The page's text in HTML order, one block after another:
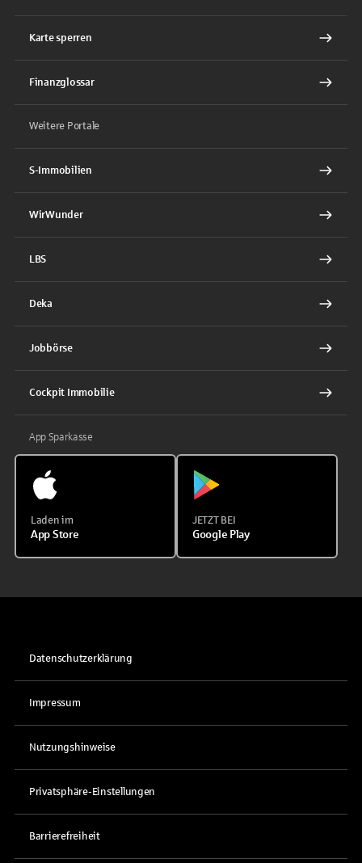
Karte sperren
Finanzglossar
Weitere Portale
S-Immobilien
WirWunder
LBS
Deka
Jobbörse
Cockpit Immobilie
App Sparkasse
Laden im
App Store
JETZT BEI
Google Play
Datenschutzerklärung
Impressum
Nutzungshinweise
Privatsphäre-Einstellungen
Barrierefreiheit